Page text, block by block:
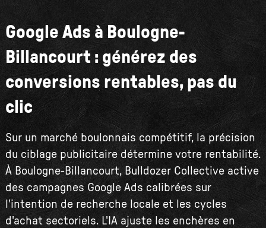
Google Ads à Boulogne-
Billancourt : générez des
conversions rentables, pas du
clic
Sur un marché boulonnais compétitif, la précision
du ciblage publicitaire détermine votre rentabilité.
À Boulogne-Billancourt, Bulldozer Collective active
des campagnes Google Ads calibrées sur
l'intention de recherche locale et les cycles
d'achat sectoriels. L'IA ajuste les enchères en